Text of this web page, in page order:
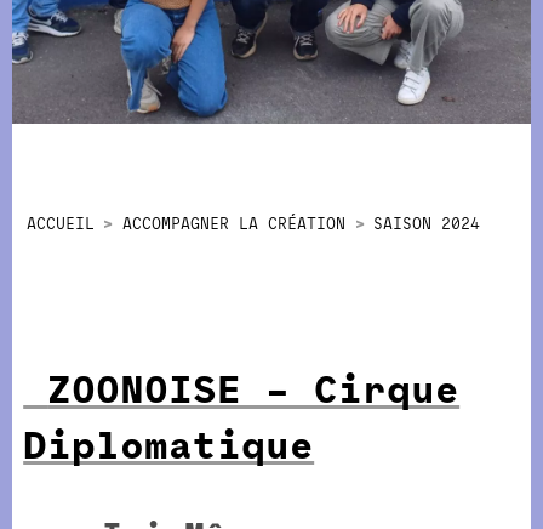
ACCUEIL ACCOMPAGNER LA CRÉATION SAISON 2024
ZOONOISE – Cirque
Diplomatique